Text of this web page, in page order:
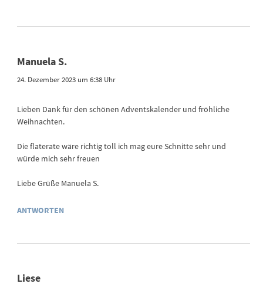
Manuela S.
24. Dezember 2023 um 6:38 Uhr
Lieben Dank für den schönen Adventskalender und fröhliche
Weihnachten.
Die flaterate wäre richtig toll ich mag eure Schnitte sehr und
würde mich sehr freuen
Liebe Grüße Manuela S.
ANTWORTEN
Liese